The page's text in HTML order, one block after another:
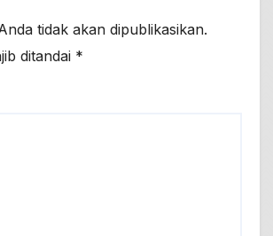
tidak akan dipublikasikan.
ditandai *